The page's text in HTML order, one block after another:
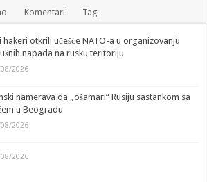
Komentari Tag
hakeri otkrili učešće NATO-a u organizovanju
napada na rusku teritoriju
2026
namerava da „ošamari“ Rusiju sastankom sa
u Beogradu
2026
2026